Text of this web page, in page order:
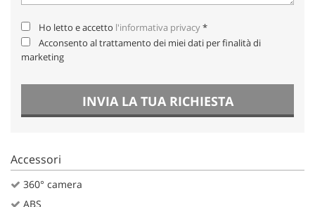
Ho letto e accetto l'informativa privacy*
Acconsento al trattamento dei miei dati per finalità di
marketing
INVIA LA TUA RICHIESTA
Accessori
360° camera
ABS